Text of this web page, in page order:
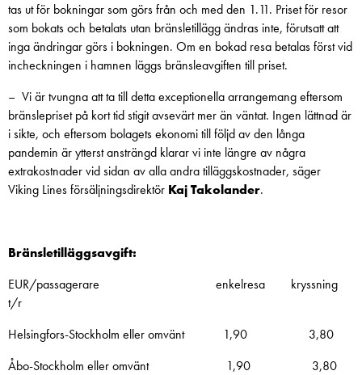
tas ut för bokningar som görs från och med den 1.11. Priset för resor
som bokats och betalats utan bränsletillägg ändras inte, förutsatt att
inga ändringar görs i bokningen. Om en bokad resa betalas först vid
incheckningen i hamnen läggs bränsleavgiften till priset.
– Vi är tvungna att ta till detta exceptionella arrangemang eftersom
bränslepriset på kort tid stigit avsevärt mer än väntat. Ingen lättnad är
i sikte, och eftersom bolagets ekonomi till följd av den långa
pandemin är ytterst ansträngd klarar vi inte längre av några
extrakostnader vid sidan av alla andra tilläggskostnader, säger
Viking Lines försäljningsdirektör Kaj Takolander.
Bränsletilläggsavgift:
EUR/passagerare enkelresa kryssning
t/r
Helsingfors-Stockholm eller omvänt 1,90 3,80
Åbo-Stockholm eller omvänt 1,90 3,80